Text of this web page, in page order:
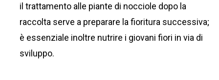
il trattamento alle piante di nocciole dopo la
raccolta serve a preparare la fioritura successiva;
è essenziale inoltre nutrire i giovani fiori in via di
sviluppo.